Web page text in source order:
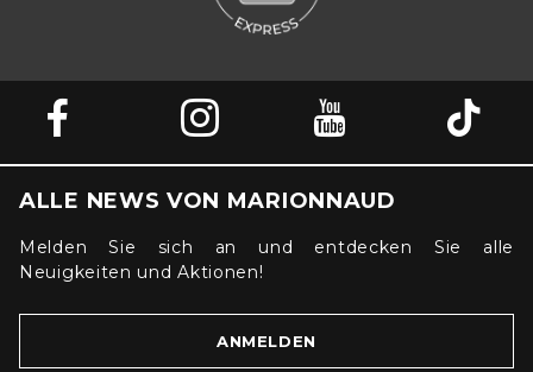
ALLE NEWS VON MARIONNAUD
Melden Sie sich an und entdecken Sie alle
Neuigkeiten und Aktionen!
ANMELDEN